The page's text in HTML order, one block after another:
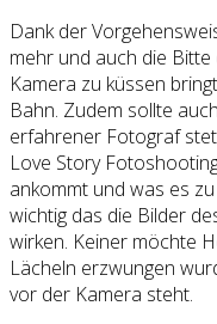
Dank der
mehr und auch die
Kamera zu küssen
Bahn. Zudem sollte
erfahrener Fotograf
Love Story
ankommt und was es
wichtig das die Bilder
wirken. Keiner möchte
Lächeln erzwungen
vor der Kamera steht.